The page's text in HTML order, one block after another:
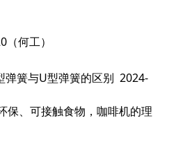
何工）
弹簧与U型弹簧的区别 2024-
保、可接触食物，咖啡机的理